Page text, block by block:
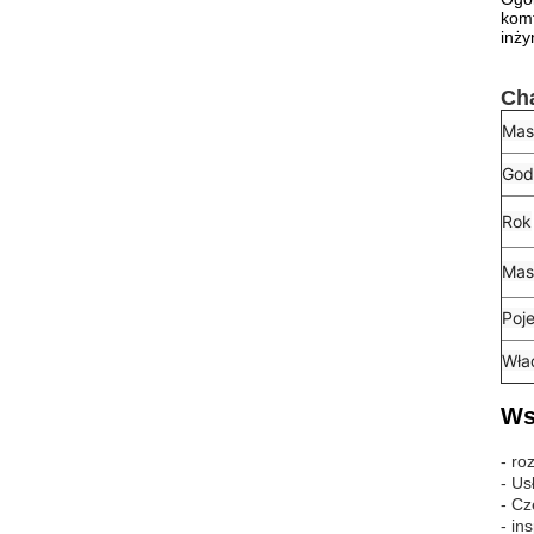
Rok
-
-
-
-